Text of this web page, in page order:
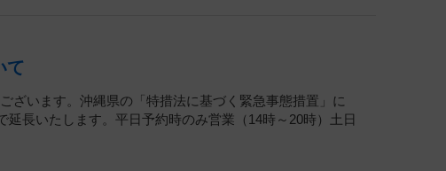
て
ざいます。沖縄県の「特措法に基づく緊急事態措置」に
長いたします。平日予約時のみ営業（14時～20時）土日